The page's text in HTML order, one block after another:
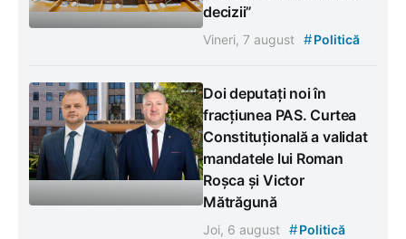
decizii”
Vineri, 7 august #Politică
Doi deputați noi în
fracțiunea PAS. Curtea
Constituțională a validat
mandatele lui Roman
Roșca și Victor
Mătrăgună
Joi, 6 august #Politică